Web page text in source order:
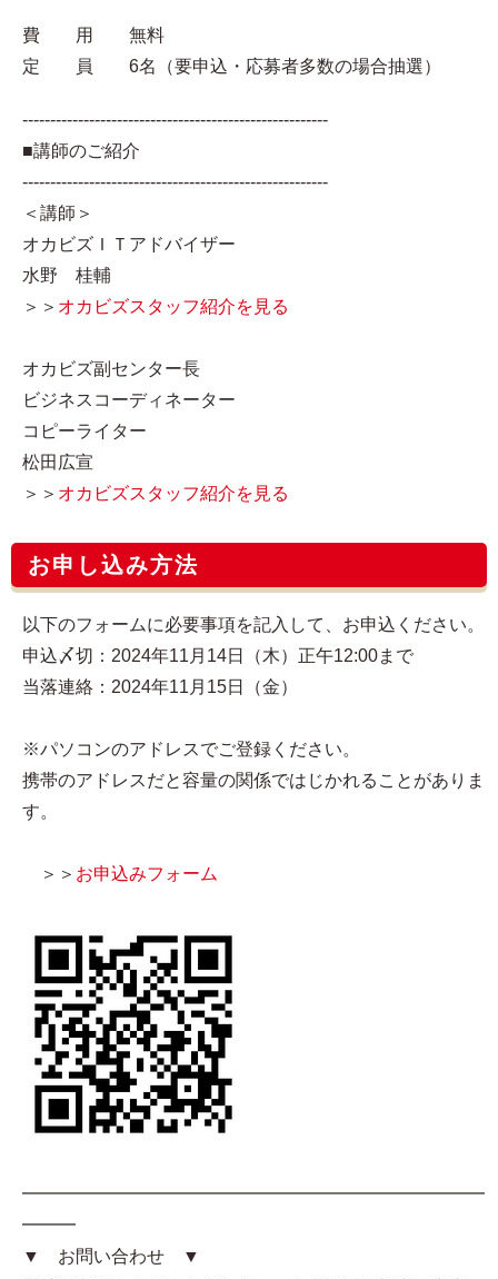
費 用 無料
定 員 6名（要申込・応募者多数の場合抽選）
-------------------------------------------------------
■講師のご紹介
-------------------------------------------------------
＜講師＞
オカビズＩＴアドバイザー
水野 桂輔
＞＞ オカビズスタッフ紹介を見る
オカビズ副センター長
ビジネスコーディネーター
コピーライター
松田広宣
＞＞ オカビズスタッフ紹介を見る
お申し込み方法
以下のフォームに必要事項を記入して、お申込ください。
申込〆切：2024年11月14日（木）正午12:00まで
当落連絡：2024年11月15日（金）
※パソコンのアドレスでご登録ください。
携帯のアドレスだと容量の関係ではじかれることがありま
す。
＞＞ お申込みフォーム
━━━━━━━━━━━━━━━━━━━━━━━━━━
━━━
▼ お問い合わせ ▼